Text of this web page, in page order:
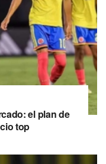
el plan de
top